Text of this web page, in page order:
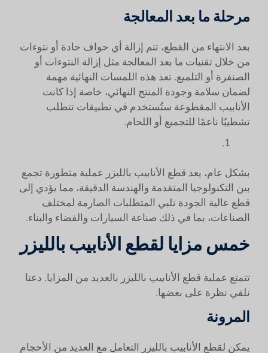
مرحلة ما بعد المعالجة
بعد الانتهاء من القطع، تتم إزالة أي حواف حادة أو نتوءات
من خلال تقنيات ما بعد المعالجة مثل إزالة النتوءات أو
الصنفرة أو التلميع. تعد هذه اللمسات النهائية مهمة
لضمان سلامة وجودة المنتج النهائي، خاصة إذا كانت
الأنابيب المقطوعة ستُستخدم في تطبيقات تتطلب
تشطيبًا ناعمًا للتجميع أو اللحام.
بشكل عام، يعد قطع الأنابيب بالليزر عملية متطورة تجمع
بين التكنولوجيا المتقدمة والهندسة الدقيقة، مما يؤدي إلى
قطع عالية الجودة تلبي المتطلبات الصارمة لمختلف
الصناعات، بما في ذلك صناعة السيارات والفضاء والبناء.
خمس مزايا لقطع الأنابيب بالليزر
تتمتع عملية قطع الأنابيب بالليزر بالعديد من المزايا. دعنا
نلقي نظرة على بعضها.
المرونة
يمكن لقطع الأنابيب بالليزر التعامل مع العديد من الأحجام